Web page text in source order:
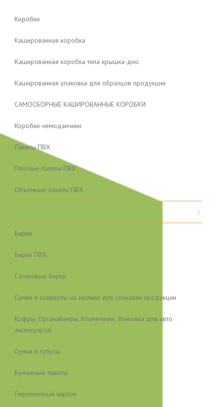
Коробки
Кашированная коробка
Кашированная коробка типа крышка-дно
Кашированная упаковка для образцов продукции
САМОСБОРНЫЕ КАШИРОВАННЫЕ КОРОБКИ
Коробки чемоданчики
Пакеты ПВХ
Плоские пакеты ПВХ
Объемные пакеты ПВХ
Бирки
Бирки ПВХ
Сатиновые бирки
Сумки и конверты на молнии для упаковки продукции
Кофры, Органайзеры, Косметички, Упаковка для авто
аксессуаров
Сумки и тубусы
Бумажные пакеты
Переплетный картон